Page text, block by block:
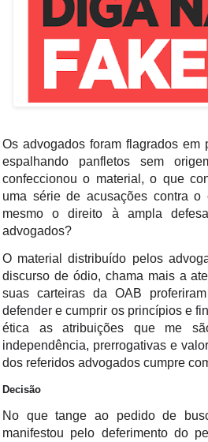
Os advogados foram flagrados
espalhando panfletos sem
confeccionou o material, o que
uma série de acusações contra
mesmo o direito à ampla
advogados?
O material distribuído pelos
discurso de ódio, chama mais a
suas carteiras da OAB
defender e cumprir os princípios e
ética as atribuições que me
independência, prerrogativas e
dos referidos advogados cumpre
Decisão
No que tange ao pedido de
manifestou pelo deferimento do